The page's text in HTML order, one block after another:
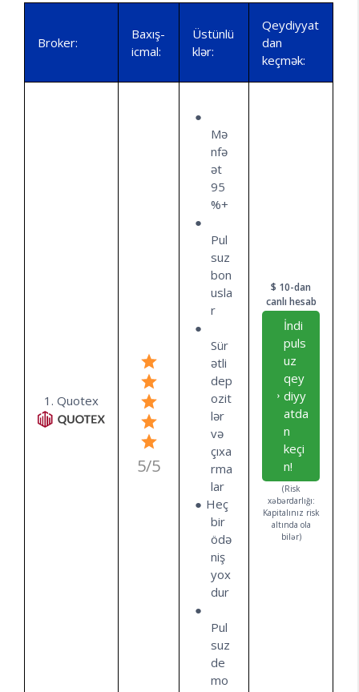
Broker:
Baxış-
icmal:
Üstünlü
klər:
Qeydiyyat
dan
keçmək:
1. Quotex
5/5
Mə
nfə
ət
95
%+
Pul
suz
bon
usla
r
Sür
ətli
dep
ozit
lər
və
çıxa
rma
lar
Heç
bir
ödə
niş
yox
dur
Pul
suz
de
mo
$ 10-dan
canlı hesab
İndi
puls
uz
qey
diyy
atda
n
keçi
n!
(Risk
xəbərdarlığı:
Kapitalınız risk
altında ola
bilər)